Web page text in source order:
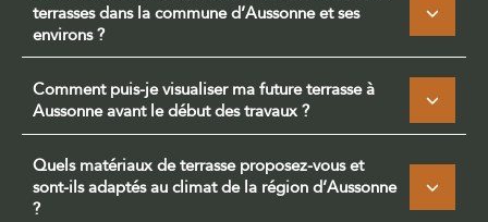
terrasses dans la commune d’Aussonne et ses
environs ?
Comment puis-je visualiser ma future terrasse à
Aussonne avant le début des travaux ?
Quels matériaux de terrasse proposez-vous et
sont-ils adaptés au climat de la région d’Aussonne
?